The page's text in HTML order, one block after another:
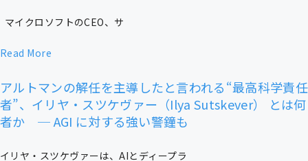
マイクロソフトのCEO、サ
Read More
アルトマンの解任を主導したと言われる“最高科学責任
者”、イリヤ・スツケヴァー（Ilya Sutskever） とは何
者か ─ AGI に対する強い警鐘も
イリヤ・スツケヴァーは、AIとディープラ